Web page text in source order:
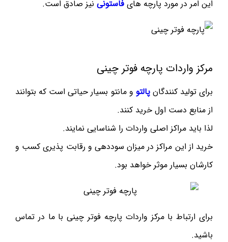
این امر در مورد پارچه های فاستونی نیز صادق است.
مرکز واردات پارچه فوتر چینی
برای تولید کنندگانپالتو و مانتو بسیار حیاتی است که بتوانند
از منابع دست اول خرید کنند.
لذا باید مراکز اصلی واردات را شناسایی نمایند.
خرید از این مراکز در میزان سوددهی و رقابت پذیری کسب و
کارشان بسیار موثر خواهد بود.
برای ارتباط با مرکز واردات پارچه فوتر چینی با ما در تماس
باشید.